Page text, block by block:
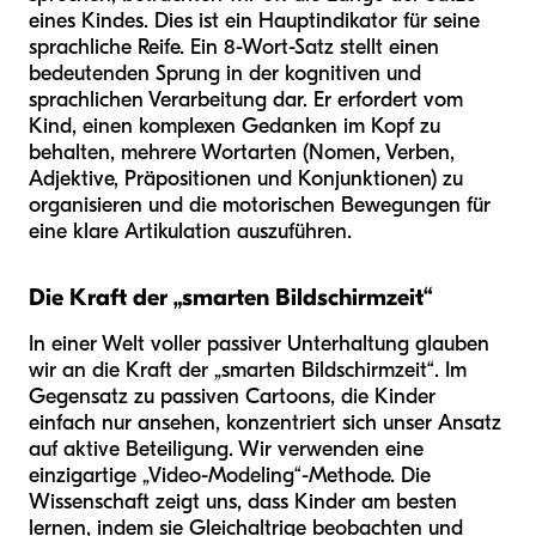
eines Kindes. Dies ist ein Hauptindikator für seine
sprachliche Reife. Ein 8-Wort-Satz stellt einen
bedeutenden Sprung in der kognitiven und
sprachlichen Verarbeitung dar. Er erfordert vom
Kind, einen komplexen Gedanken im Kopf zu
behalten, mehrere Wortarten (Nomen, Verben,
Adjektive, Präpositionen und Konjunktionen) zu
organisieren und die motorischen Bewegungen für
eine klare Artikulation auszuführen.
Die Kraft der „smarten Bildschirmzeit“
In einer Welt voller passiver Unterhaltung glauben
wir an die Kraft der „smarten Bildschirmzeit“. Im
Gegensatz zu passiven Cartoons, die Kinder
einfach nur ansehen, konzentriert sich unser Ansatz
auf aktive Beteiligung. Wir verwenden eine
einzigartige „Video-Modeling“-Methode. Die
Wissenschaft zeigt uns, dass Kinder am besten
lernen, indem sie Gleichaltrige beobachten und